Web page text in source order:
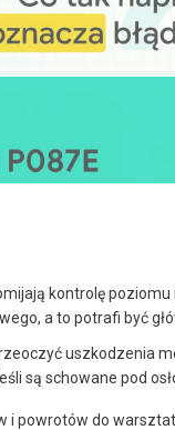
kontrolę poziomu
a to potrafi być
uszkodzenia
są schowane pod
i powrotów do